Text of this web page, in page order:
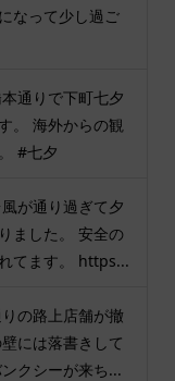
なって少し過ご
通りで下町七夕
。 海外からの観
#七夕
が通り過ぎて夕
ました。 安全の
てます。 https...
の路上店舗が撤
には落書きして
クシーが来ち...